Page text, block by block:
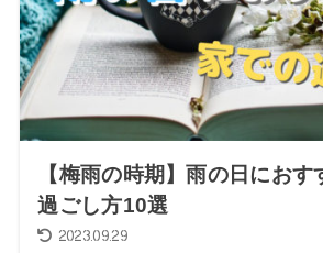
【梅雨の時期】雨の日にお
過ごし方10選
2023.09.29